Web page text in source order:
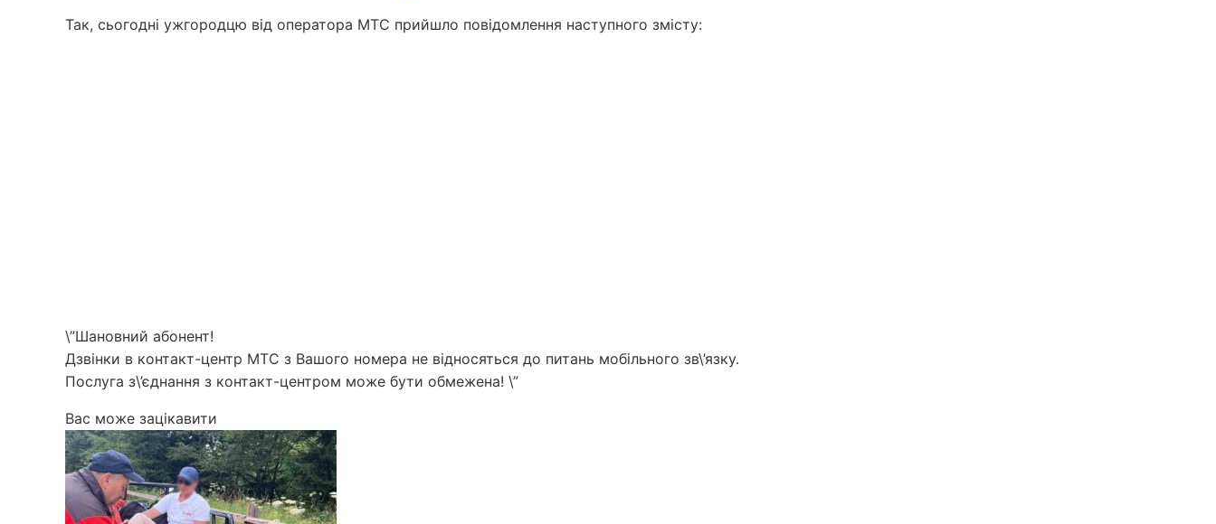
Так, сьогодні ужгородцю від оператора МТС прийшло повідомлення наступного змісту:
\”Шановний абонент!
Дзвінки в контакт-центр МТС з Вашого номера не відносяться до питань мобільного зв\’язку.
Послуга з\’єднання з контакт-центром може бути обмежена! \”
Вас може зацікавити